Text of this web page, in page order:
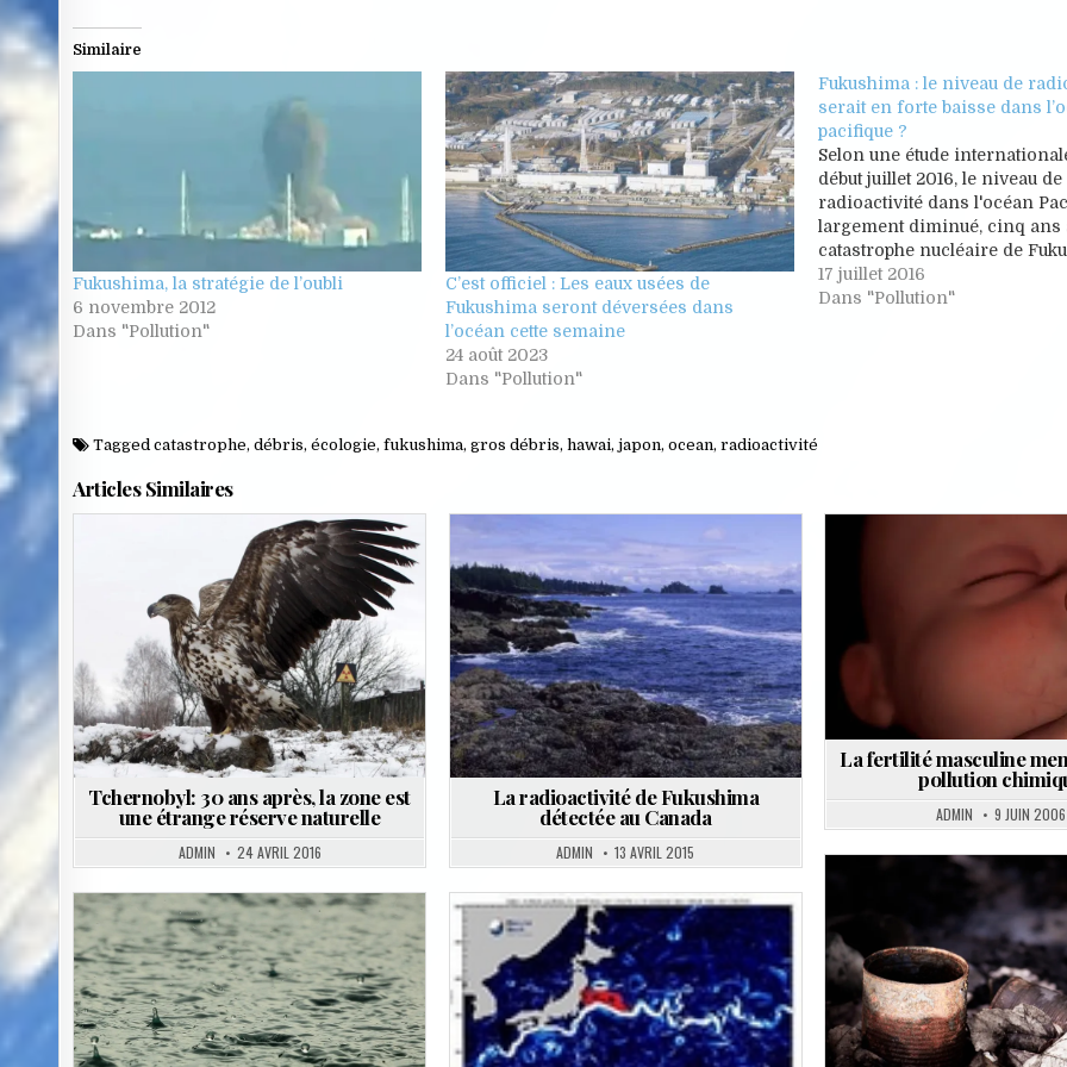
Similaire
Fukushima, la stratégie de l’oubli
6 novembre 2012
Dans "Pollution"
C’est officiel : Les eaux usées de
Fukushima seront déversées dans
l’océan cette semaine
24 août 2023
Dans "Pollution"
Fukushima : le niveau de
serait en forte baisse dans
pacifique ?
Selon une étude
début juillet 2016, le niveau de
radioactivité dans l'océan
largement diminué, cinq ans
catastrophe nucléaire de
Mais les zones les plus
centrale restent encore très
17 juillet 2016
Dans "Pollution"
Taggedcatastrophe,débris,écologie,fukushima,gros débris,hawai,japon,ocean,radioactivité
Articles Similaires
Posted
in
Tchernobyl: 30 ans après, la zone est
une étrange réserve naturelle
ADMIN 24 AVRIL 2016
Posted
in
La radioactivité de Fukushima
détectée au Canada
ADMIN 13 AVRIL 2015
Posted
La fertilité masculine
pollution
ADMIN 9 JUIN 2006
Posted
Posted
in
Posted
in